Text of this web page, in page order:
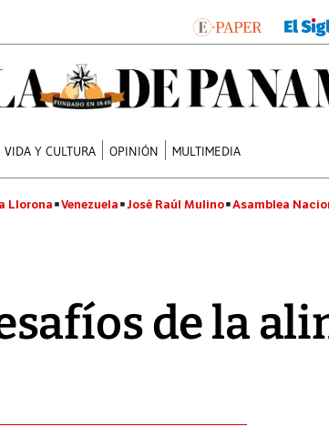
VIDA Y CULTURA OPINIÓN MULTIMEDIA
Llorona Venezuela José Raúl Mulino Asamblea
de la